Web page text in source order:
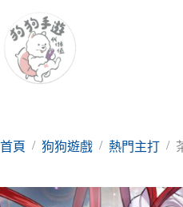
至
要
首頁 / 狗狗遊戲 / 熱門主打 /